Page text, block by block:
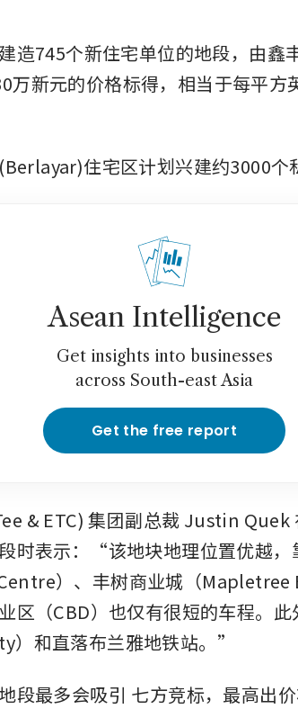
造745个新住宅单位的地段，由
万新元的价格标得，相当于每平方
住宅区计划兴建约3000个
Asean Intelligence
Get insights into businesses
across South-east Asia
Get the free report
& ETC) 集团副总裁 Justin Quek
时表示：“该地块地理位置优越，
）、丰树商业城（
区（CBD）也仅有很短的车程。此
）和直落布兰雅地铁站。”
段最多会吸引 七方竞标，最高出